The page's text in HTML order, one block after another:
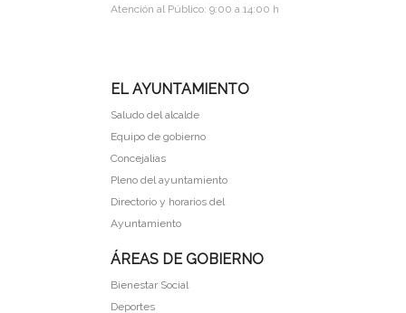
Atención al Público: 9:00 a 14:00 h
EL AYUNTAMIENTO
Saludo del alcalde
Equipo de gobierno
Concejalias
Pleno del ayuntamiento
Directorio y horarios del
Ayuntamiento
ÁREAS DE GOBIERNO
Bienestar Social
Deportes